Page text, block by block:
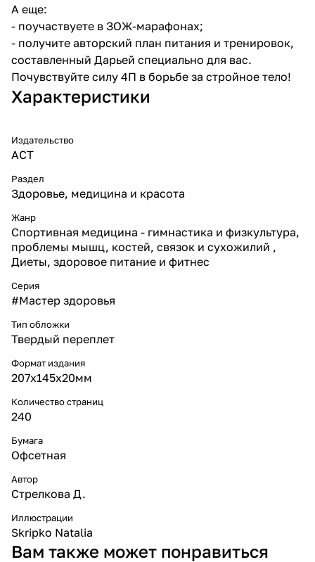
А еще:
- поучаствуете в ЗОЖ-марафонах;
- получите авторский план питания и тренировок,
составленный Дарьей специально для вас.
Почувствуйте силу 4П в борьбе за стройное тело!
Характеристики
Издательство
АСТ
Раздел
Здоровье, медицина и красота
Жанр
Спортивная медицина - гимнастика и физкультура,
проблемы мышц, костей, связок и сухожилий ,
Диеты, здоровое питание и фитнес
Серия
#Мастер здоровья
Тип обложки
Твердый переплет
Формат издания
207х145х20мм
Количество страниц
240
Бумага
Офсетная
Автор
Стрелкова Д.
Иллюстрации
Skripko Natalia
Вам также может понравиться